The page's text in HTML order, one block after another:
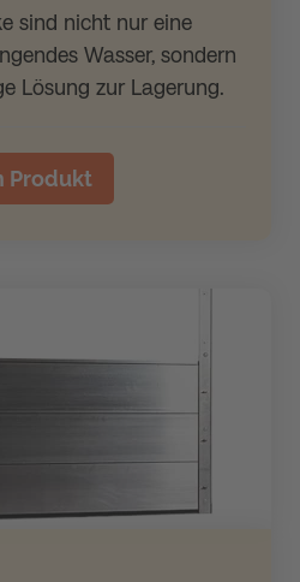
sind nicht nur eine
Wasser, sondern
Lösung zur Lagerung.
Produkt